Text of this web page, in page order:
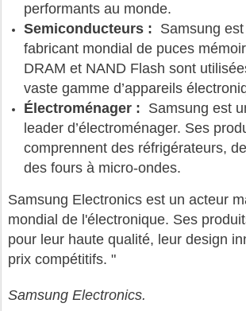
performants au monde.
Semiconducteurs : Samsung
fabricant mondial de puces
DRAM et NAND Flash sont
vaste gamme d’appareils
Électroménager : Samsung est
leader d’électroménager. Ses
comprennent des réfrigérateurs,
des fours à micro-ondes.
Samsung Electronics est un acteur
mondial de l'électronique. Ses
pour leur haute qualité, leur design
prix compétitifs. "
Samsung Electronics.